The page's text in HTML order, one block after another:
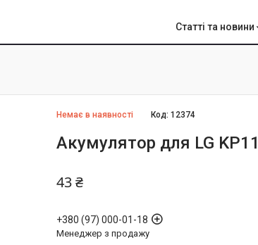
Статті та новини
Немає в наявності Код:12374
Акумулятор для LG
43 ₴
+380 (97) 000-01-18
Менеджер з продажу